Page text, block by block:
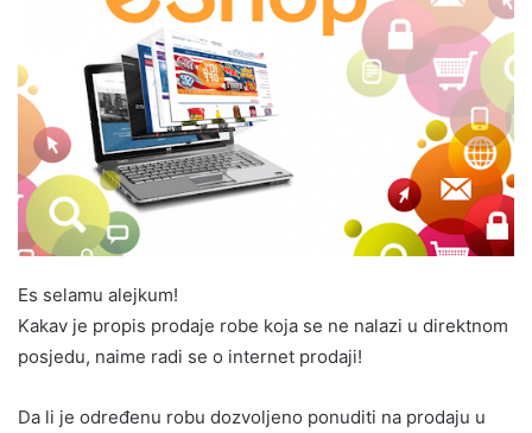
Es selamu alejkum!
Kakav je propis prodaje robe koja se ne nalazi u direktnom
posjedu, naime radi se o internet prodaji!
Da li je određenu robu dozvoljeno ponuditi na prodaju u